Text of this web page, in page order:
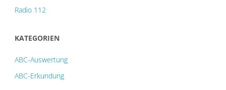
Radio 112
KATEGORIEN
ABC-Auswertung
ABC-Erkundung